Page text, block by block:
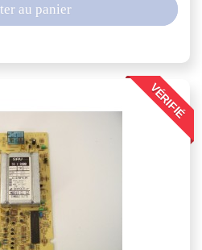
au panier
VÉRIFIÉ